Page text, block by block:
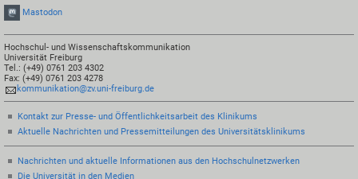
Mastodon
Hochschul- und Wissenschaftskommunikation
Universität Freiburg
Tel.: (+49) 0761 203 4302
Fax: (+49) 0761 203 4278
kommunikation@zv.uni-freiburg.de
Kontakt zur Presse- und Öffentlichkeitsarbeit des Klinikums
Aktuelle Nachrichten und Pressemitteilungen des Universitätsklinikums
Nachrichten und aktuelle Informationen aus den Hochschulnetzwerken
Die Universität in den Medien